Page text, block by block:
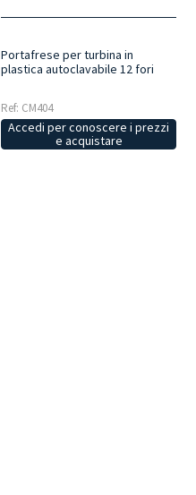
Portafrese per turbina in
plastica autoclavabile 12 fori
Ref: CM404
Accedi per conoscere i prezzi
e acquistare